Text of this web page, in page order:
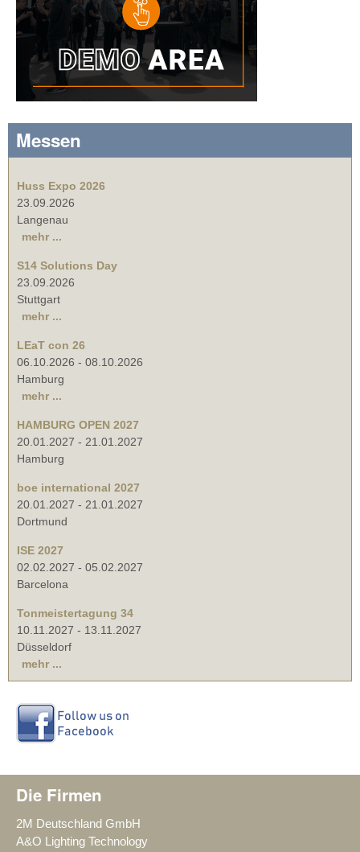
Messen
Huss Expo 2026
23.09.2026
Langenau
mehr ...
S14 Solutions Day
23.09.2026
Stuttgart
mehr ...
LEaT con 26
06.10.2026 - 08.10.2026
Hamburg
mehr ...
HAMBURG OPEN 2027
20.01.2027 - 21.01.2027
Hamburg
boe international 2027
20.01.2027 - 21.01.2027
Dortmund
ISE 2027
02.02.2027 - 05.02.2027
Barcelona
Tonmeistertagung 34
10.11.2027 - 13.11.2027
Düsseldorf
mehr ...
Die Firmen
2M Deutschland GmbH
A&O Lighting Technology